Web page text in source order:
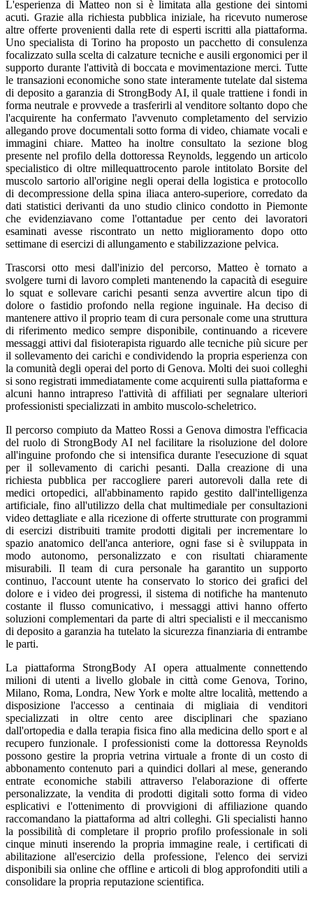
L'esperienza di Matteo non si è limitata alla gestione dei sintomi
acuti. Grazie alla richiesta pubblica iniziale, ha ricevuto numerose
altre offerte provenienti dalla rete di esperti iscritti alla piattaforma.
Uno specialista di Torino ha proposto un pacchetto di consulenza
focalizzato sulla scelta di calzature tecniche e ausili ergonomici per il
supporto durante l'attività di boccata e movimentazione merci. Tutte
le transazioni economiche sono state interamente tutelate dal sistema
di deposito a garanzia di StrongBody AI, il quale trattiene i fondi in
forma neutrale e provvede a trasferirli al venditore soltanto dopo che
l'acquirente ha confermato l'avvenuto completamento del servizio
allegando prove documentali sotto forma di video, chiamate vocali e
immagini chiare. Matteo ha inoltre consultato la sezione blog
presente nel profilo della dottoressa Reynolds, leggendo un articolo
specialistico di oltre millequattrocento parole intitolato Borsite del
muscolo sartorio all'origine negli operai della logistica e protocollo
di decompressione della spina iliaca antero-superiore, corredato da
dati statistici derivanti da uno studio clinico condotto in Piemonte
che evidenziavano come l'ottantadue per cento dei lavoratori
esaminati avesse riscontrato un netto miglioramento dopo otto
settimane di esercizi di allungamento e stabilizzazione pelvica.
Trascorsi otto mesi dall'inizio del percorso, Matteo è tornato a
svolgere turni di lavoro completi mantenendo la capacità di eseguire
lo squat e sollevare carichi pesanti senza avvertire alcun tipo di
dolore o fastidio profondo nella regione inguinale. Ha deciso di
mantenere attivo il proprio team di cura personale come una struttura
di riferimento medico sempre disponibile, continuando a ricevere
messaggi attivi dal fisioterapista riguardo alle tecniche più sicure per
il sollevamento dei carichi e condividendo la propria esperienza con
la comunità degli operai del porto di Genova. Molti dei suoi colleghi
si sono registrati immediatamente come acquirenti sulla piattaforma e
alcuni hanno intrapreso l'attività di affiliati per segnalare ulteriori
professionisti specializzati in ambito muscolo-scheletrico.
Il percorso compiuto da Matteo Rossi a Genova dimostra l'efficacia
del ruolo di StrongBody AI nel facilitare la risoluzione del dolore
all'inguine profondo che si intensifica durante l'esecuzione di squat
per il sollevamento di carichi pesanti. Dalla creazione di una
richiesta pubblica per raccogliere pareri autorevoli dalla rete di
medici ortopedici, all'abbinamento rapido gestito dall'intelligenza
artificiale, fino all'utilizzo della chat multimediale per consultazioni
video dettagliate e alla ricezione di offerte strutturate con programmi
di esercizi distribuiti tramite prodotti digitali per incrementare lo
spazio anatomico dell'anca anteriore, ogni fase si è sviluppata in
modo autonomo, personalizzato e con risultati chiaramente
misurabili. Il team di cura personale ha garantito un supporto
continuo, l'account utente ha conservato lo storico dei grafici del
dolore e i video dei progressi, il sistema di notifiche ha mantenuto
costante il flusso comunicativo, i messaggi attivi hanno offerto
soluzioni complementari da parte di altri specialisti e il meccanismo
di deposito a garanzia ha tutelato la sicurezza finanziaria di entrambe
le parti.
La piattaforma StrongBody AI opera attualmente connettendo
milioni di utenti a livello globale in città come Genova, Torino,
Milano, Roma, Londra, New York e molte altre località, mettendo a
disposizione l'accesso a centinaia di migliaia di venditori
specializzati in oltre cento aree disciplinari che spaziano
dall'ortopedia e dalla terapia fisica fino alla medicina dello sport e al
recupero funzionale. I professionisti come la dottoressa Reynolds
possono gestire la propria vetrina virtuale a fronte di un costo di
abbonamento contenuto pari a quindici dollari al mese, generando
entrate economiche stabili attraverso l'elaborazione di offerte
personalizzate, la vendita di prodotti digitali sotto forma di video
esplicativi e l'ottenimento di provvigioni di affiliazione quando
raccomandano la piattaforma ad altri colleghi. Gli specialisti hanno
la possibilità di completare il proprio profilo professionale in soli
cinque minuti inserendo la propria immagine reale, i certificati di
abilitazione all'esercizio della professione, l'elenco dei servizi
disponibili sia online che offline e articoli di blog approfonditi utili a
consolidare la propria reputazione scientifica.